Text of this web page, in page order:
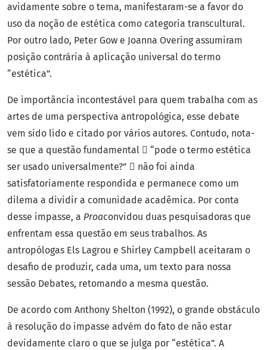
avidamente sobre o tema, manifestaram-se a favor do
uso da noção de estética como categoria transcultural.
Por outro lado, Peter Gow e Joanna Overing assumiram
posição contrária à aplicação universal do termo
“estética”.
De importância incontestável para quem trabalha com as
artes de uma perspectiva antropológica, esse debate
vem sido lido e citado por vários autores. Contudo, nota-
se que a questão fundamental  “pode o termo estética
ser usado universalmente?”  não foi ainda
satisfatoriamente respondida e permanece como um
dilema a dividir a comunidade acadêmica. Por conta
desse impasse, a Proaconvidou duas pesquisadoras que
enfrentam essa questão em seus trabalhos. As
antropólogas Els Lagrou e Shirley Campbell aceitaram o
desafio de produzir, cada uma, um texto para nossa
sessão Debates, retomando a mesma questão.
De acordo com Anthony Shelton (1992), o grande obstáculo
à resolução do impasse advém do fato de não estar
devidamente claro o que se julga por “estética”. A